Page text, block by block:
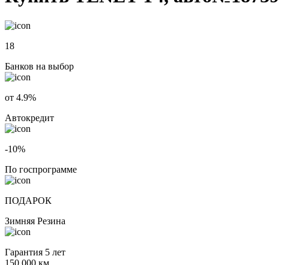
18
Банков на выбор
от 4.9%
Автокредит
-10%
По госпрограмме
ПОДАРОК
Зимняя Резина
Гарантия 5 лет
150 000 км